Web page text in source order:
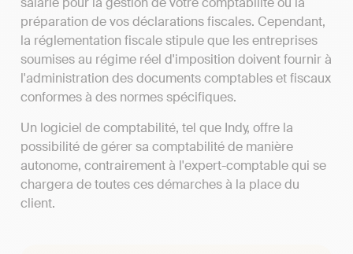
préparation de vos déclarations fiscales. Cependant,
la réglementation fiscale stipule que les entreprises
soumises au régime réel d'imposition doivent fournir à
l'administration des documents comptables et fiscaux
conformes à des normes spécifiques.
Un logiciel de comptabilité, tel que Indy, offre la
possibilité de gérer sa comptabilité de manière
autonome, contrairement à l'expert-comptable qui se
chargera de toutes ces démarches à la place du
client.